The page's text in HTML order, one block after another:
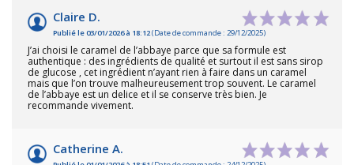
Claire D.
Publié le 03/01/2026 à 18:12(Date de commande : 29/12/2025)
J’ai choisi le caramel de l’abbaye parce que sa formule est
authentique : des ingrédients de qualité et surtout il est sans sirop
de glucose , cet ingrédient n’ayant rien à faire dans un caramel
mais que l’on trouve malheureusement trop souvent. Le caramel
de l’abbaye est un delice et il se conserve très bien. Je
recommande vivement.
Catherine A.